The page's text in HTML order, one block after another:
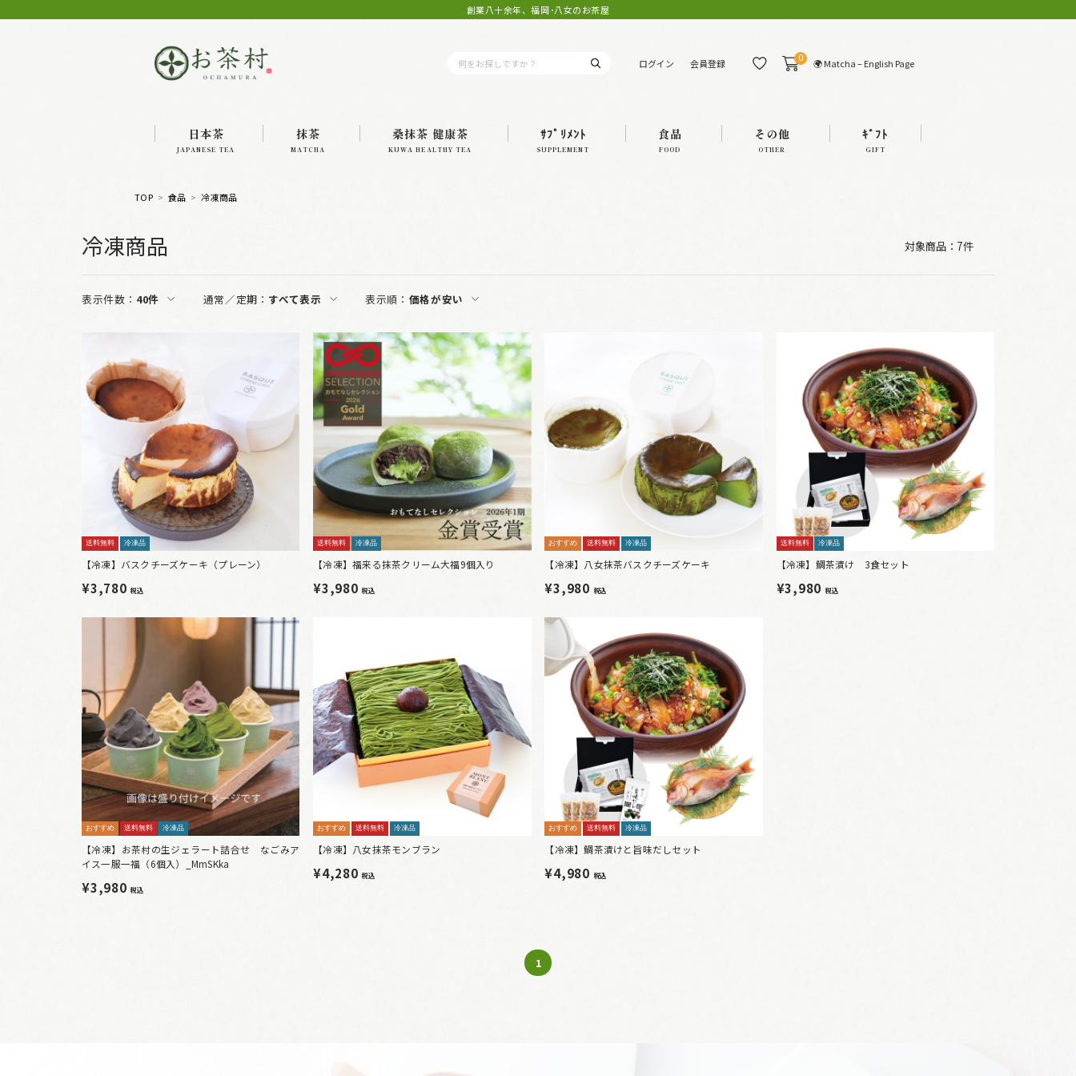
創業八十余年、福岡･八女のお茶屋
ログイン 会員登録 0 🌍 Matcha – English Page
日本茶
JAPANESE TEA
抹茶
MATCHA
桑抹茶 健康茶
KUWA HEALTHY TEA
ｻﾌﾟﾘﾒﾝﾄ
SUPPLEMENT
食品
FOOD
その他
OTHER
ｷﾞﾌﾄ
GIFT
TOP 食品 冷凍商品
冷凍商品 対象商品： 7件
表示件数： 40件 通常／定期： すべて表示 表示順： 価格が安い
送料無料 冷凍品
【冷凍】バスクチーズケーキ（プレーン）
¥3,780税込
送料無料 冷凍品
【冷凍】福来る抹茶クリーム大福9個入り
¥3,980税込
おすすめ 送料無料 冷凍品
【冷凍】八女抹茶バスクチーズケーキ
¥3,980 税込
送料無料 冷凍品
【冷凍】鯛茶漬け 3食セット
¥3,980 税込
おすすめ 送料無料 冷凍品
【冷凍】お茶村の生ジェラート詰合せ なごみア
イス一服一福（6個入）_MmSKka
¥3,980税込
おすすめ 送料無料 冷凍品
【冷凍】八女抹茶モンブラン
¥4,280税込
おすすめ 送料無料 冷凍品
【冷凍】鯛茶漬けと旨味だしセット
¥4,980 税込
1